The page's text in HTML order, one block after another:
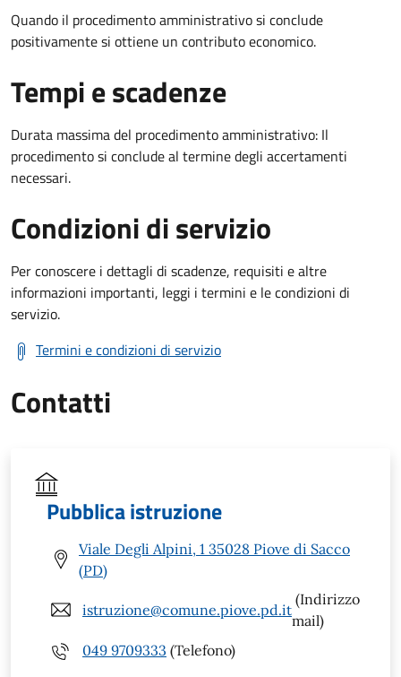
Quando il procedimento amministrativo si conclude
positivamente si ottiene un contributo economico.
Tempi e scadenze
Durata massima del procedimento amministrativo: Il
procedimento si conclude al termine degli accertamenti
necessari.
Condizioni di servizio
Per conoscere i dettagli di scadenze, requisiti e altre
informazioni importanti, leggi i termini e le condizioni di
servizio.
Termini e condizioni di servizio
Contatti
Pubblica istruzione
Viale Degli Alpini, 1 35028 Piove di Sacco
(PD)
istruzione@comune.piove.pd.it
(Indirizzo
mail)
049 9709333 (Telefono)